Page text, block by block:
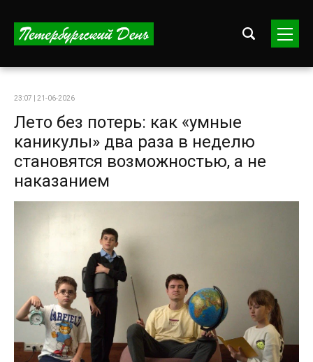
23:07 | 21-06-2026
Лето без потерь: как «умные
каникулы» два раза в неделю
становятся возможностью, а не
наказанием